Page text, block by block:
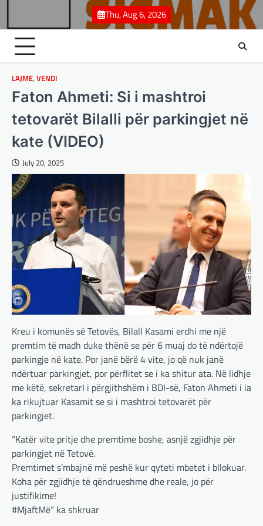
content
Thu, Aug 6, 2026
LAJME, VENDI
Faton Ahmeti: Si i mashtroi
tetovarët Bilalli për parkingjet në
kate (VIDEO)
July 20, 2025
Kreu i komunës së Tetovës, Bilall Kasami erdhi me një
premtim të madh duke thënë se për 6 muaj do të ndërtojë
parkingje në kate. Por janë bërë 4 vite, jo që nuk janë
ndërtuar parkingjet, por përflitet se i ka shitur ata. Në lidhje
me këtë, sekretarI i përgjithshëm i BDI-së, Faton Ahmeti i ia
ka rikujtuar Kasamit se si i mashtroi tetovarët për
parkingjet.
“Katër vite pritje dhe premtime boshe, asnjë zgjidhje për
parkingjet në Tetovë.
Premtimet s’mbajnë më peshë kur qyteti mbetet i bllokuar.
Koha për zgjidhje të qëndrueshme dhe reale, jo për
justifikime!
#MjaftMë” ka shkruar